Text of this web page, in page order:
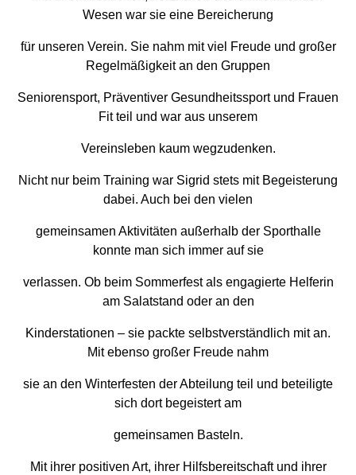
Wesen war sie eine Bereicherung
für unseren Verein. Sie nahm mit viel Freude und großer
Regelmäßigkeit an den Gruppen
Seniorensport, Präventiver Gesundheitssport und Frauen
Fit teil und war aus unserem
Vereinsleben kaum wegzudenken.
Nicht nur beim Training war Sigrid stets mit Begeisterung
dabei. Auch bei den vielen
gemeinsamen Aktivitäten außerhalb der Sporthalle
konnte man sich immer auf sie
verlassen. Ob beim Sommerfest als engagierte Helferin
am Salatstand oder an den
Kinderstationen – sie packte selbstverständlich mit an.
Mit ebenso großer Freude nahm
sie an den Winterfesten der Abteilung teil und beteiligte
sich dort begeistert am
gemeinsamen Basteln.
Mit ihrer positiven Art, ihrer Hilfsbereitschaft und ihrer